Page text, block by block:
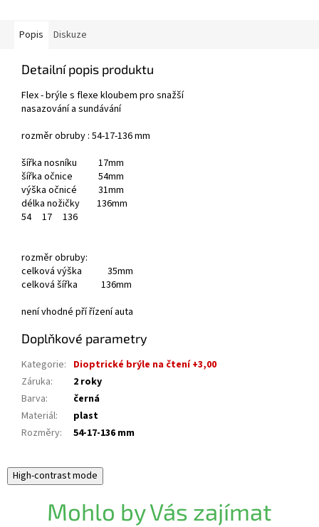
Popis Diskuze
Detailní popis produktu
Flex - brýle s flexe kloubem pro snažší
nasazování a sundávání
rozměr obruby : 54-17-136 mm
šířka nosníku 17mm
šířka očnice 54mm
výška očnicé 31mm
délka nožičky 136mm
54 17 136
rozměr obruby:
celková výška 35mm
celková šířka 136mm
není vhodné pří řízení auta
Doplňkové parametry
Kategorie: Dioptrické brýle na čtení +3,00
Záruka:
2 roky
Barva:
černá
Materiál:
plast
Rozměry: 54-17-136 mm
High-contrast mode
Mohlo by Vás zajímat